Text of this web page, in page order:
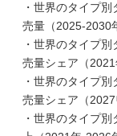
・世界のタイプ
売量（2025-2030
・世界のタイプ
売量シェア（2021
・世界のタイプ
売量シェア（2027
・世界のタイプ